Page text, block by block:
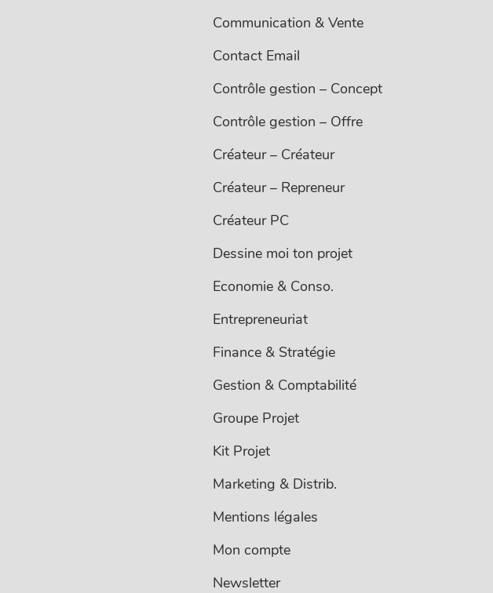
Communication & Vente
Contact Email
Contrôle gestion – Concept
Contrôle gestion – Offre
Créateur – Créateur
Créateur – Repreneur
Créateur PC
Dessine moi ton projet
Economie & Conso.
Entrepreneuriat
Finance & Stratégie
Gestion & Comptabilité
Groupe Projet
Kit Projet
Marketing & Distrib.
Mentions légales
Mon compte
Newsletter